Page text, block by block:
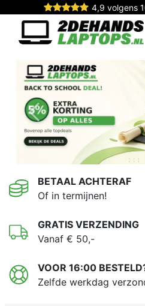
4,9 volgens
Vorige
BETAAL ACHTERAF
Of in termijnen!
GRATIS VERZENDING
Vanaf € 50,-
VOOR 16:00
Zelfde werkdag